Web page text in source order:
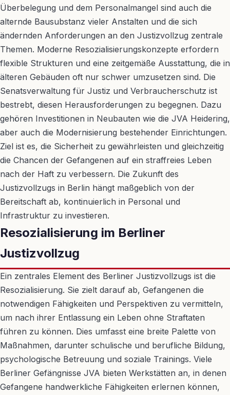
Überbelegung und dem Personalmangel sind auch die
alternde Bausubstanz vieler Anstalten und die sich
ändernden Anforderungen an den Justizvollzug zentrale
Themen. Moderne Resozialisierungskonzepte erfordern
flexible Strukturen und eine zeitgemäße Ausstattung, die in
älteren Gebäuden oft nur schwer umzusetzen sind. Die
Senatsverwaltung für Justiz und Verbraucherschutz ist
bestrebt, diesen Herausforderungen zu begegnen. Dazu
gehören Investitionen in Neubauten wie die JVA Heidering,
aber auch die Modernisierung bestehender Einrichtungen.
Ziel ist es, die Sicherheit zu gewährleisten und gleichzeitig
die Chancen der Gefangenen auf ein straffreies Leben
nach der Haft zu verbessern. Die Zukunft des
Justizvollzugs in Berlin hängt maßgeblich von der
Bereitschaft ab, kontinuierlich in Personal und
Infrastruktur zu investieren.
Resozialisierung im Berliner
Justizvollzug
Ein zentrales Element des Berliner Justizvollzugs ist die
Resozialisierung. Sie zielt darauf ab, Gefangenen die
notwendigen Fähigkeiten und Perspektiven zu vermitteln,
um nach ihrer Entlassung ein Leben ohne Straftaten
führen zu können. Dies umfasst eine breite Palette von
Maßnahmen, darunter schulische und berufliche Bildung,
psychologische Betreuung und soziale Trainings. Viele
Berliner Gefängnisse JVA bieten Werkstätten an, in denen
Gefangene handwerkliche Fähigkeiten erlernen können,